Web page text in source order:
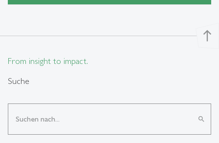
north
From insight to impact.
Suche
search